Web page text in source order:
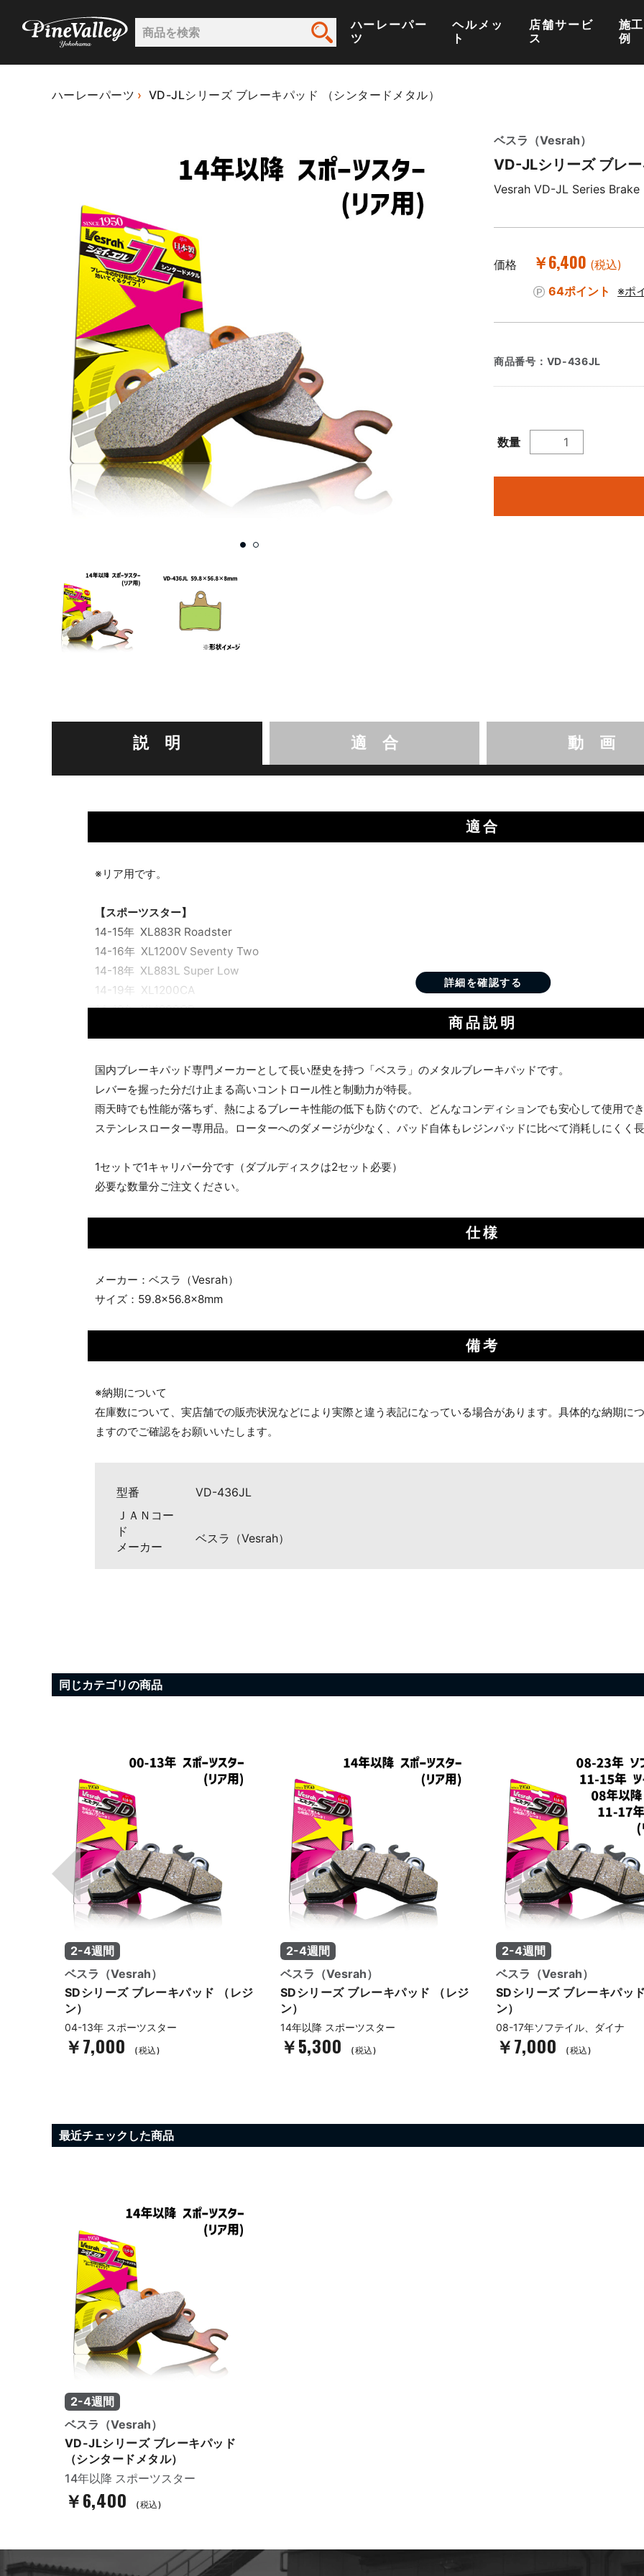
ハーレーパー
ツ
ヘルメッ
ト
店舗サービ
ス
施
例
ハーレーパーツ VD-JLシリーズ ブレーキパッド （シンタードメタル）
ベスラ（Vesrah）
VD-JLシリーズ ブレ
Vesrah VD-JL Series
価格 ￥6,400 (税込)
64ポイント
※ポ
商品番号： VD-436JL
数量
説 明 適 合 動 画
適合
※リア用です。
【スポーツスター】
14-15年 XL883R Roadster
14-16年 XL1200V Seventy Two
14-18年 XL883L Super Low
14-19年 XL1200CA
14-19年 XL1200CB
14-21年 XL1200C Custom
14-21年 XL1200T Super Low
14-21年 XL1200X Forty Eight
14-21年 XL1200XS Forty Eight
16-21年 XL1200CX Roadster
18-21年 XL1200NS Iron 1200
商品説明
国内ブレーキパッド専門メーカーとして長い歴史を持つ「ベスラ」のメタルブレーキパッドです。
レバーを握った分だけ止まる高いコントロール性と制動力が特長。
雨天時でも性能が落ちず、熱によるブレーキ性能の低下も防ぐので、どんなコンディションでも安心して使用で
ステンレスローター専用品。ローターへのダメージが少なく、パッド自体もレジンパッドに比べて消耗しにくく
1セットで1キャリパー分です（ダブルディスクは2セット必要）
必要な数量分ご注文ください。
仕様
メーカー：ベスラ（Vesrah）
サイズ：59.8×56.8×8mm
備考
※納期について
在庫数について、実店舗での販売状況などにより実際と違う表記になっている場合があります。具体的な納期に
ますのでご確認をお願いいたします。
型番
VD-436JL
ＪＡＮコー
ド
メーカー
ベスラ（Vesrah）
同じカテゴリの商品
2-4週間
ベスラ（Vesrah）
SDシリーズ ブレーキパッド （レジ
ン）
04-13年 スポーツスター
￥7,000 (税込)
2-4週間
ベスラ（Vesrah）
SDシリーズ ブレーキパッド （レジ
ン）
14年以降 スポーツスター
￥5,300 (税込)
2-4週間
ベスラ（Vesrah）
SDシリーズ ブレーキパッ
ン）
08-17年ソフテイル、ダイナ
￥7,000 (税込)
最近チェックした商品
2-4週間
ベスラ（Vesrah）
VD-JLシリーズ ブレーキパッド
（シンタードメタル）
14年以降 スポーツスター
￥6,400 (税込)